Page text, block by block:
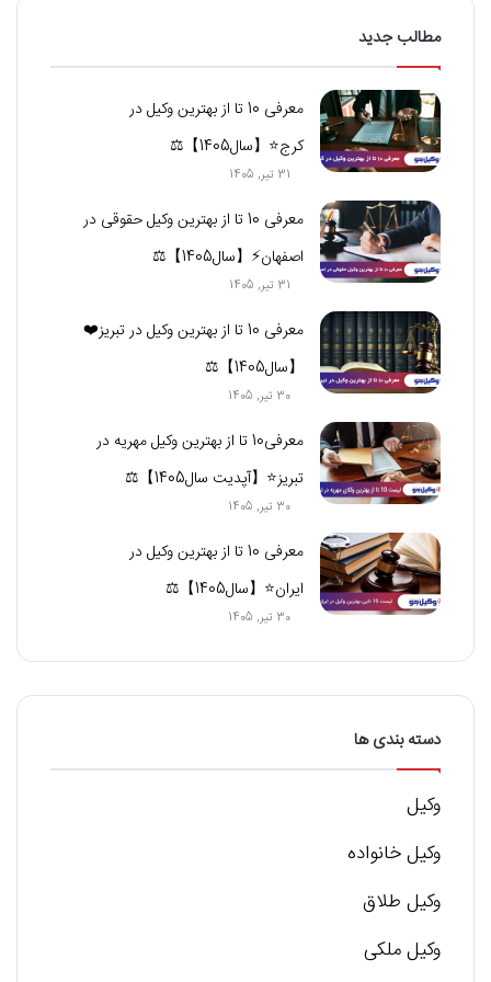
مطالب جدید
معرفی 10 تا از بهترین وکیل در
کرج⭐【سال1405】⚖️
31 تیر, 1405
معرفی 10 تا از بهترین وکیل حقوقی در
اصفهان⚡【سال1405】⚖️
31 تیر, 1405
معرفی 10 تا از بهترین وکیل در تبریز❤️
【سال1405】⚖️
30 تیر, 1405
معرفی10 تا از بهترین وکیل مهریه در
تبریز⭐【آپدیت سال1405】⚖️
30 تیر, 1405
معرفی 10 تا از بهترین وکیل در
ایران⭐【سال1405】⚖️
30 تیر, 1405
دسته بندی ها
وکیل
وکیل خانواده
وکیل طلاق
وکیل ملکی